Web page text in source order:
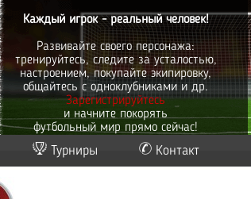
Каждый игрок - реальный человек!
Развивайте своего персонажа:
тренируйтесь, следите за усталостью,
настроением, покупайте экипировку,
общайтесь с одноклубниками и др.
Зарегистрируйтесь
и начните покорять
футбольный мир прямо сейчас!
Турниры Контакт